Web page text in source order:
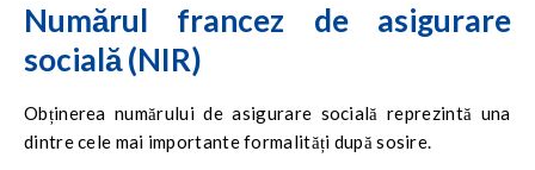
Numărul francez de asigurare
socială (NIR)
Obținerea numărului de asigurare socială reprezintă una
dintre cele mai importante formalități după sosire.